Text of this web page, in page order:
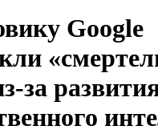
Google
за